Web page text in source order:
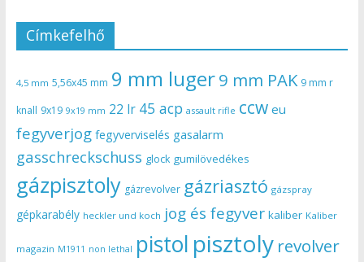
Címkefelhő
4,5 mm 5,56x45 mm 9 mm luger9 mm PAK 9 mm r
knall 9x19 9x19 mm 22 lr 45 acp assault rifle ccw eu
fegyverjog fegyverviselés gasalarm
gasschreckschuss glock gumilövedékes
gázpisztoly gázrevolver gázriasztó gázspray
gépkarabély heckler und koch jog és fegyver kaliber Kaliber
magazin M1911 non lethal pistol pisztoly revolver